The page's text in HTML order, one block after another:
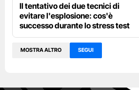
Il tentativo dei due tecnici di
evitare l'esplosione: cos'è
successo durante lo stress test
MOSTRA ALTRO SEGUI